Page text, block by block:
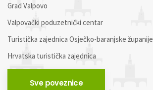
Grad Valpovo
Valpovački poduzetnički centar
Turistička zajednica Osječko-baranjske županije
Hrvatska turistička zajednica
Sve poveznice